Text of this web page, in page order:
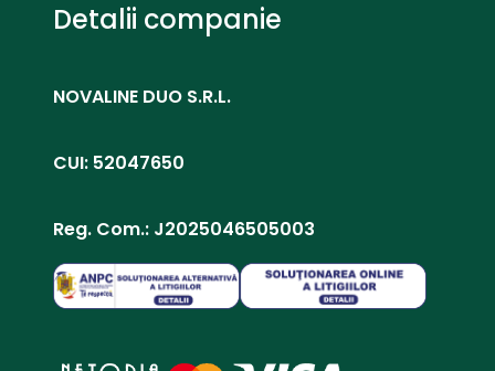
Detalii companie
NOVALINE DUO S.R.L.
CUI: 52047650
Reg. Com.: J2025046505003